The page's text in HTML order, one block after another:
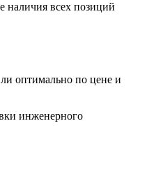
наличия всех позиций
оптимально по цене и
инженерного